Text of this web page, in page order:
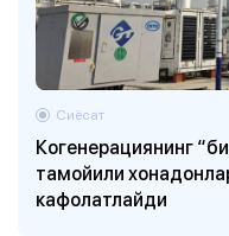
Когенерациянинг
тамойили
кафолатлайди
Сиёсат